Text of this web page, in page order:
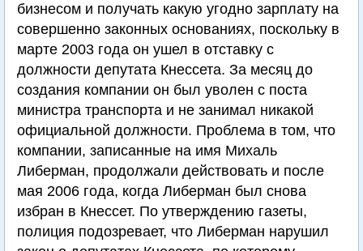
бизнесом и получать какую угодно зарплату на
совершенно законных основаниях, поскольку в
марте 2003 года он ушел в отставку с
должности депутата Кнессета. За месяц до
создания компании он был уволен с поста
министра транспорта и не занимал никакой
официальной должности. Проблема в том, что
компании, записанные на имя Михаль
Либерман, продолжали действовать и после
мая 2006 года, когда Либерман был снова
избран в Кнессет. По утверждению газеты,
полиция подозревает, что Либерман нарушил